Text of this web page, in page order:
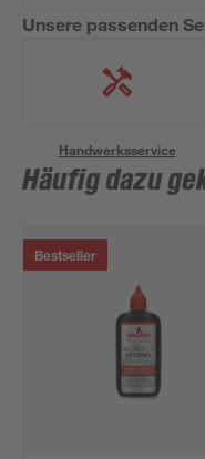
Unsere passenden
Handwerksservice
Häufig dazu
Bestseller